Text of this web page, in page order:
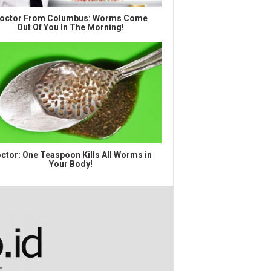
From Columbus: Worms Come
Out Of You In The Morning!
One Teaspoon Kills All Worms in
Your Body!